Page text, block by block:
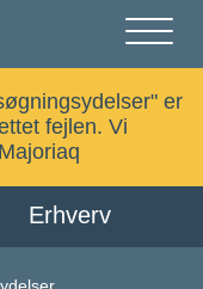
luk
Selvbetjening
er
fejlen. Vi
Majoriaq
Erhverv